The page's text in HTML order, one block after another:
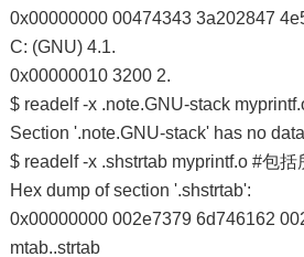
0x00000000 00474343 3a202847
C: (GNU) 4.1.
0x00000010 3200 2.
$ readelf -x .note.GNU-stack
Section '.note.GNU-stack' has no
$ readelf -x .shstrtab myprintf.o #包
Hex dump of section '.shstrtab':
0x00000000 002e7379 6d746162
mtab..strtab